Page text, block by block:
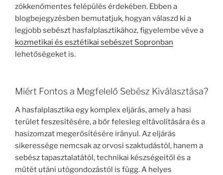
zökkenőmentes felépülés érdekében. Ebben a
blogbejegyzésben bemutatjuk, hogyan válaszd ki a
legjobb sebészt hasfalplasztikához, figyelembe véve a
kozmetikai és esztétikai sebészet Sopronban
lehetőségeket is.
Miért Fontos a Megfelelő Sebész Kiválasztása?
A hasfalplasztika egy komplex eljárás, amely a hasi
terület feszesítésére, a bőr felesleg eltávolítására és a
hasizomzat megerősítésére irányul. Az eljárás
sikeressége nemcsak az orvosi szaktudástól, hanem a
sebész tapasztalatától, technikai készségeitől és a
műtét utáni utógondozástól is függ. A helyes